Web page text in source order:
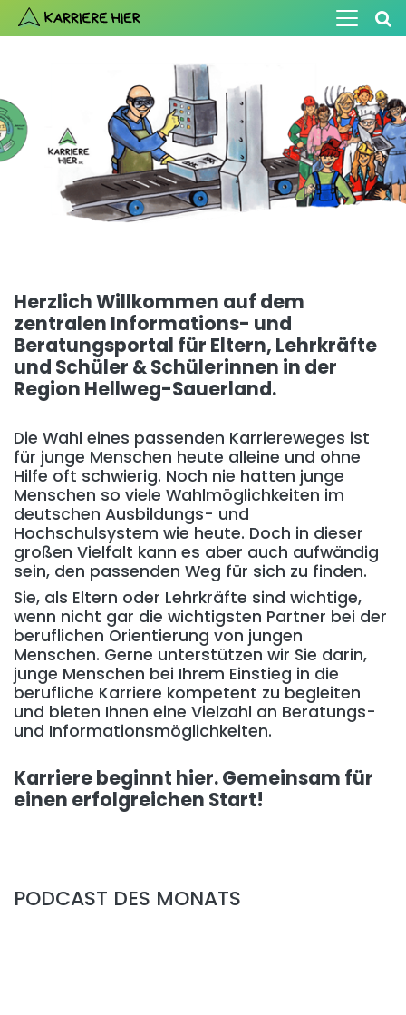
Herzlich Willkommen auf dem
zentralen Informations- und
Beratungsportal für Eltern, Lehrkräfte
und Schüler & Schülerinnen in der
Region Hellweg-Sauerland.
Die Wahl eines passenden Karriereweges ist
für junge Menschen heute alleine und ohne
Hilfe oft schwierig. Noch nie hatten junge
Menschen so viele Wahlmöglichkeiten im
deutschen Ausbildungs- und
Hochschulsystem wie heute. Doch in dieser
großen Vielfalt kann es aber auch aufwändig
sein, den passenden Weg für sich zu finden.
Sie, als Eltern oder Lehrkräfte sind wichtige,
wenn nicht gar die wichtigsten Partner bei der
beruflichen Orientierung von jungen
Menschen. Gerne unterstützen wir Sie darin,
junge Menschen bei Ihrem Einstieg in die
berufliche Karriere kompetent zu begleiten
und bieten Ihnen eine Vielzahl an Beratungs-
und Informationsmöglichkeiten.
Karriere beginnt hier. Gemeinsam für
einen erfolgreichen Start!
PODCAST DES MONATS